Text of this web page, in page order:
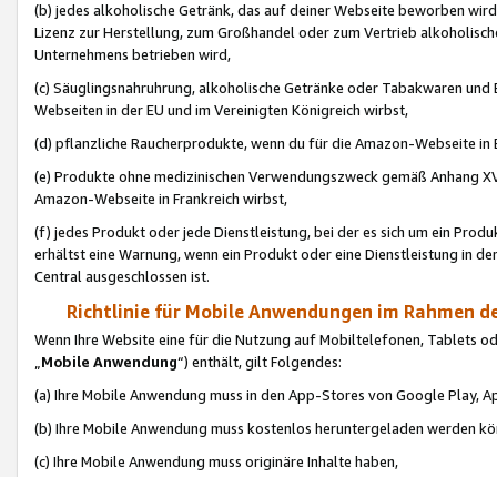
(b) jedes alkoholische Getränk, das auf deiner Webseite beworben
Lizenz zur Herstellung, zum Großhandel oder zum Vertrieb
Unternehmens betrieben wird,
(c) Säuglingsnahruhrung, alkoholische Getränke oder Tabakwaren
Webseiten in der EU und im Vereinigten Königreich wirbst,
(d) pflanzliche Raucherprodukte, wenn du für die Amazon-Webseite in
(e) Produkte ohne medizinischen Verwendungszweck gemäß Anhang
Amazon-Webseite in Frankreich wirbst,
(f) jedes Produkt oder jede Dienstleistung, bei der es sich um ein
erhältst eine Warnung, wenn ein Produkt oder eine Dienstleistung in
Central ausgeschlossen ist.
Richtlinie für Mobile Anwendungen im Rahmen
Wenn Ihre Website eine für die Nutzung auf Mobiltelefonen, Tablets
„Mobile Anwendung“) enthält, gilt Folgendes:
(a) Ihre Mobile Anwendung muss in den App-Stores von Google Play,
(b) Ihre Mobile Anwendung muss kostenlos heruntergeladen werden
(c) Ihre Mobile Anwendung muss originäre Inhalte haben,